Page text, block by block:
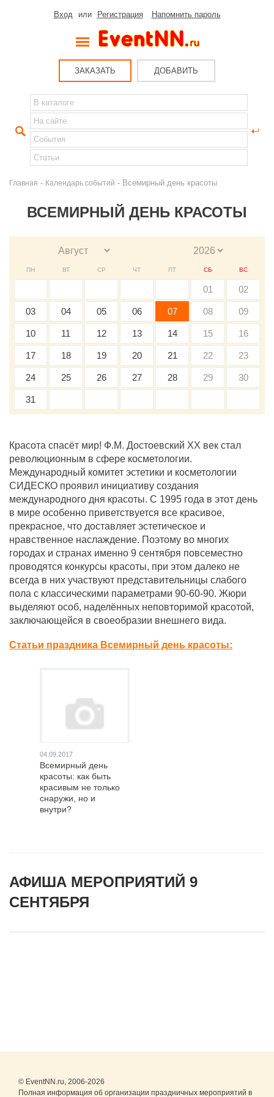
Вход или Регистрация Напомнить пароль
ЗАКАЗАТЬ ДОБАВИТЬ
Главная - Календарь событий - Всемирный день красоты
ВСЕМИРНЫЙ ДЕНЬ КРАСОТЫ
ПН ВТ СР ЧТ ПТ СБ ВС
01 02
03 04 05 06 07 08 09
10 11 12 13 14 15 16
17 18 19 20 21 22 23
24 25 26 27 28 29 30
31
Красота спасёт мир! Ф.М. Достоевский XX век стал
революционным в сфере косметологии.
Международный комитет эстетики и косметологии
СИДЕСКО проявил инициативу создания
международного дня красоты. С 1995 года в этот день
в мире особенно приветствуется все красивое,
прекрасное, что доставляет эстетическое и
нравственное наслаждение. Поэтому во многих
городах и странах именно 9 сентября повсеместно
проводятся конкурсы красоты, при этом далеко не
всегда в них участвуют представительницы слабого
пола с классическими параметрами 90-60-90. Жюри
выделяют особ, наделённых неповторимой красотой,
заключающейся в своеобразии внешнего вида.
Статьи праздника Всемирный день красоты:
04.09.2017
Всемирный день
красоты: как быть
красивым не только
снаружи, но и
внутри?
АФИША МЕРОПРИЯТИЙ 9
СЕНТЯБРЯ
© EventNN.ru, 2006-2026
Полная информация об организации праздничных мероприятий в